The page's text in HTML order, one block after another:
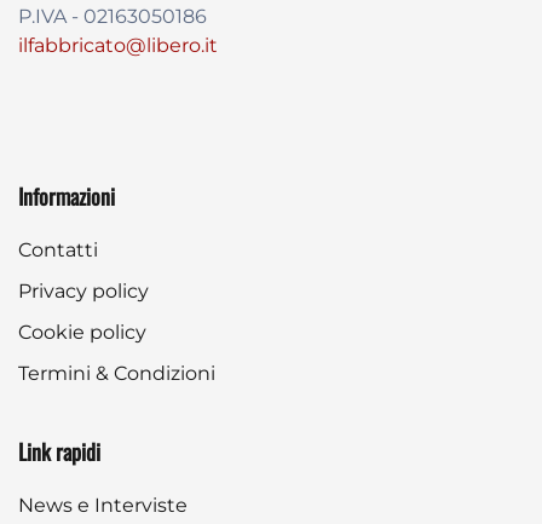
P.IVA - 02163050186
ilfabbricato@libero.it
Informazioni
Contatti
Privacy policy
Cookie policy
Termini & Condizioni
Link rapidi
News e Interviste